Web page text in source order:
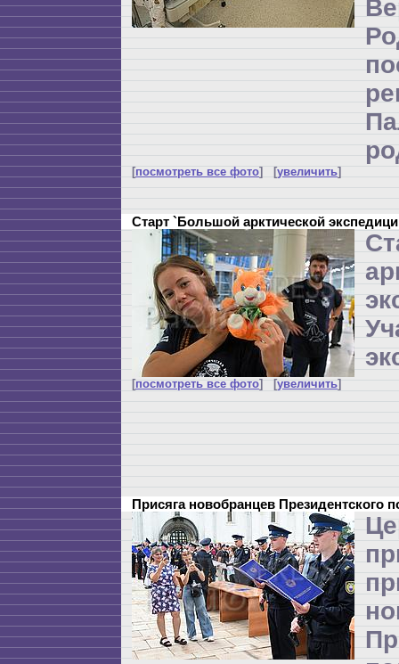
[посмотреть все фото] [увеличить]
Старт `Большой арктической
[посмотреть все фото] [увеличить]
Присяга новобранцев Президентского